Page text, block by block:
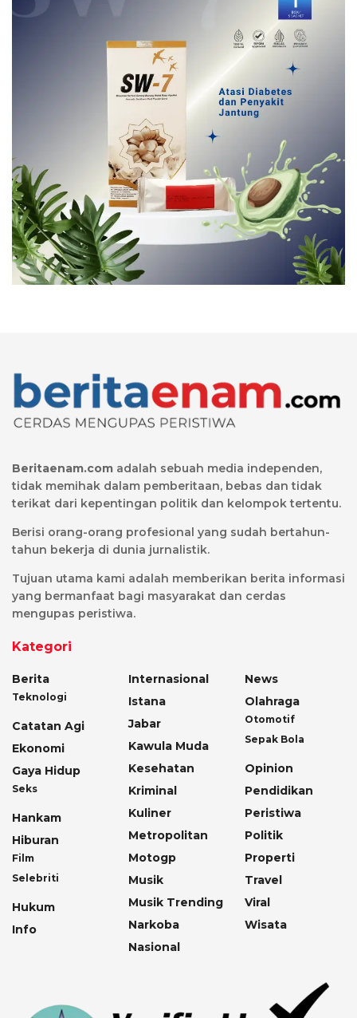
Beritaenam.com adalah sebuah media independen,
tidak memihak dalam pemberitaan, bebas dan tidak
terikat dari kepentingan politik dan kelompok tertentu.
Berisi orang-orang profesional yang sudah bertahun-
tahun bekerja di dunia jurnalistik.
Tujuan utama kami adalah memberikan berita informasi
yang bermanfaat bagi masyarakat dan cerdas
mengupas peristiwa.
Kategori
Berita
Teknologi
Catatan Agi
Ekonomi
Gaya Hidup
Seks
Hankam
Hiburan
Film
Selebriti
Hukum
Info
Internasional
Istana
Jabar
Kawula Muda
Kesehatan
Kriminal
Kuliner
Metropolitan
Motogp
Musik
Musik Trending
Narkoba
Nasional
News
Olahraga
Otomotif
Sepak Bola
Opinion
Pendidikan
Peristiwa
Politik
Properti
Travel
Viral
Wisata